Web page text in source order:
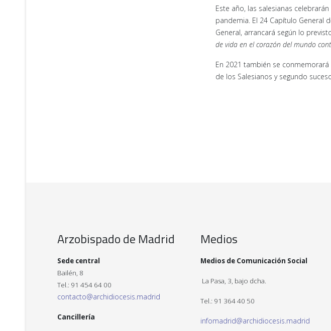
Este año, las salesianas
pandemia. El 24 Capítulo General
General, arrancará según lo
de vida en el corazón del mundo
En 2021 también se
de los Salesianos y segundo
Arzobispado de Madrid
Sede central
Bailén, 8
Tel.: 91 454 64 00
contacto@archidiocesis.madrid
Cancillería
Medios
Medios de Comunicación Social
La Pasa, 3, bajo dcha.
Tel.: 91 364 40 50
infomadrid@archidiocesis.madrid